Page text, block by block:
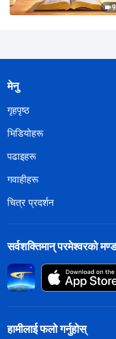
मेनु
गृहपृष्ठ
भिडियोहरू
पढाइहरू
गवाहीहरू
चित्र प्रदर्शन
सर्वशक्तिमान्‌ परमेश्‍वरको
हामीलाई फलो गर्नुहोस्